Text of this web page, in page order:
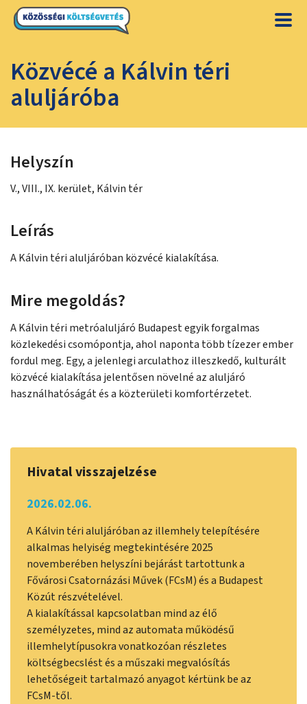
Közvécé a Kálvin téri
aluljáróba
Helyszín
V., VIII., IX. kerület, Kálvin tér
Leírás
A Kálvin téri aluljáróban közvécé kialakítása.
Mire megoldás?
A Kálvin téri metróaluljáró Budapest egyik forgalmas
közlekedési csomópontja, ahol naponta több tízezer ember
fordul meg. Egy, a jelenlegi arculathoz illeszkedő, kulturált
közvécé kialakítása jelentősen növelné az aluljáró
használhatóságát és a közterületi komfortérzetet.
Hivatal visszajelzése
2026.02.06.
A Kálvin téri aluljáróban az illemhely telepítésére
alkalmas helyiség megtekintésére 2025
novemberében helyszíni bejárást tartottunk a
Fővárosi Csatornázási Művek (FCsM) és a Budapest
Közút részvételével.
A kialakítással kapcsolatban mind az élő
személyzetes, mind az automata működésű
illemhelytípusokra vonatkozóan részletes
költségbecslést és a műszaki megvalósítás
lehetőségeit tartalmazó anyagotkértünk be az
FCsM-től.